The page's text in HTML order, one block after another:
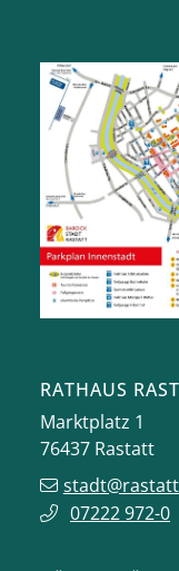
RATHAUS
Marktplatz 1
76437 Rastatt
07222 972-0